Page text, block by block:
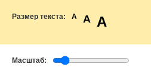
Размер текста: A A A
Масштаб: